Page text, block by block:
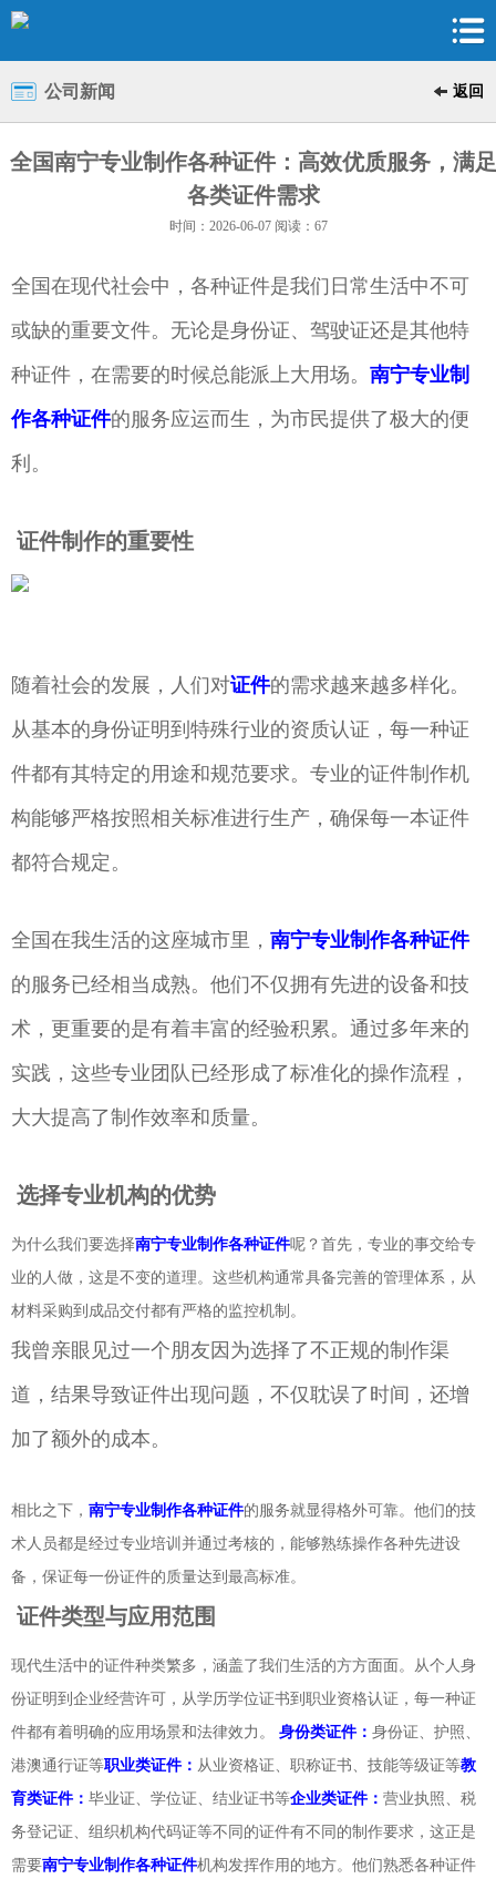
公司新闻 返回
全国南宁专业制作各种证件：高效优质服务，满足
各类证件需求
时间：2026-06-07 阅读：67
全国在现代社会中，各种证件是我们日常生活中不可
或缺的重要文件。无论是身份证、驾驶证还是其他特
种证件，在需要的时候总能派上大用场。 南宁专业制
作各种证件的服务应运而生，为市民提供了极大的便
利。
证件制作的重要性
随着社会的发展，人们对证件的需求越来越多样化。
从基本的身份证明到特殊行业的资质认证，每一种证
件都有其特定的用途和规范要求。专业的证件制作机
构能够严格按照相关标准进行生产，确保每一本证件
都符合规定。
全国在我生活的这座城市里， 南宁专业制作各种证件
的服务已经相当成熟。他们不仅拥有先进的设备和技
术，更重要的是有着丰富的经验积累。通过多年来的
实践，这些专业团队已经形成了标准化的操作流程，
大大提高了制作效率和质量。
选择专业机构的优势
为什么我们要选择南宁专业制作各种证件呢？首先，专业的事交给专
业的人做，这是不变的道理。这些机构通常具备完善的管理体系，从
材料采购到成品交付都有严格的监控机制。
我曾亲眼见过一个朋友因为选择了不正规的制作渠
道，结果导致证件出现问题，不仅耽误了时间，还增
加了额外的成本。
相比之下， 南宁专业制作各种证件的服务就显得格外可靠。他们的技
术人员都是经过专业培训并通过考核的，能够熟练操作各种先进设
备，保证每一份证件的质量达到最高标准。
证件类型与应用范围
现代生活中的证件种类繁多，涵盖了我们生活的方方面面。从个人身
份证明到企业经营许可，从学历学位证书到职业资格认证，每一种证
件都有着明确的应用场景和法律效力。 身份类证件： 身份证、护照、
港澳通行证等职业类证件： 从业资格证、职称证书、技能等级证等教
育类证件： 毕业证、学位证、结业证书等企业类证件： 营业执照、税
务登记证、组织机构代码证等不同的证件有不同的制作要求，这正是
需要南宁专业制作各种证件机构发挥作用的地方。他们熟悉各种证件